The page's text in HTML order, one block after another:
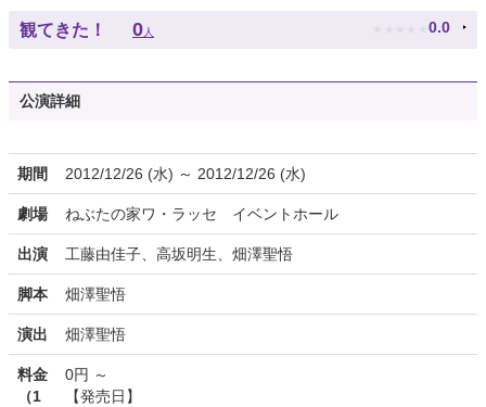
観てきた！ 0 人 ★ ★ ★ ★ ★ 0.0
公演詳細
期間 2012/12/26 (水) ～ 2012/12/26 (水)
劇場 ねぶたの家ワ・ラッセ イベントホール
出演 工藤由佳子、高坂明生、畑澤聖悟
脚本 畑澤聖悟
演出 畑澤聖悟
料金
（1
0円 ～
【発売日】